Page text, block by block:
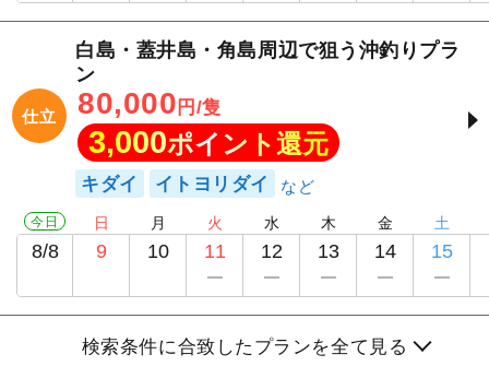
仕立
白島・蓋井島・角島周辺で狙う沖釣りプラ
ン
80,000 円/隻
3,000ポイント還元
キダイ イトヨリダイ
今日
8/8
日
9
月
10
火
11
水
12
木
13
金
14
土
15
検索条件に合致したプランを全て見る